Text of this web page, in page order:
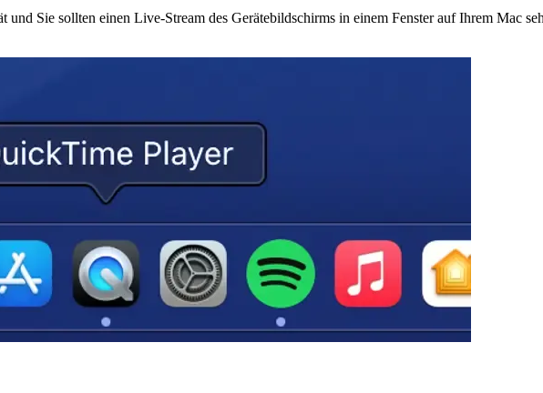
als Eingabequelle aus.
und Sie sollten einen Live-Stream des Gerätebildschirms in einem Fenster auf Ihrem Mac
App-Vorschauen aufnehmen
um den Screencast für Ihr App Store-Vorschauvideo zu generieren, wenn Sie ein